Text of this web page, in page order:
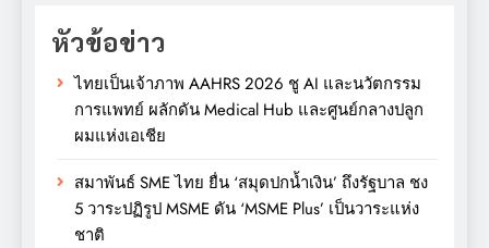
หัวข้อข่าว
ไทยเป็นเจ้าภาพ AAHRS 2026 ชู AI และนวัตกรรม
การแพทย์ ผลักดัน Medical Hub และศูนย์กลางปลูก
ผมแห่งเอเชีย
สมาพันธ์ SME ไทย ยื่น ‘สมุดปกน้ำเงิน’ ถึงรัฐบาล ชง
5 วาระปฏิรูป MSME ดัน ‘MSME Plus’ เป็นวาระแห่ง
ชาติ